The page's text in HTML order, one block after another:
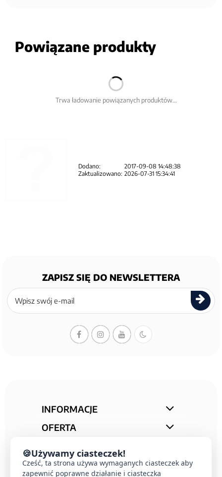
Powiązane produkty
Trwa ładowanie powiązanych produktów...
Dodano:
2017-09-08 14:48:38
Zaktualizowano: 2026-07-31 15:34:41
ZAPISZ SIĘ DO NEWSLETTERA
Zapisz
się
newslettera
INFORMACJE
OFERTA
KONTAKT
🍪Używamy ciasteczek!
Cześć, ta strona używa wymaganych ciasteczek aby
zapewnić poprawne działanie i ciasteczka